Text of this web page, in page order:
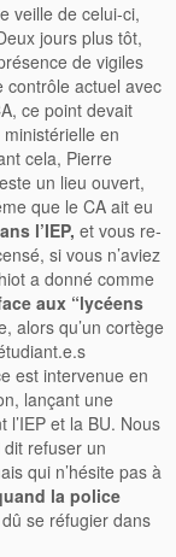
veille de celui-ci,
jours plus tôt,
de vigiles
contrôle actuel avec
ce point devait
ministérielle en
cela, Pierre
un lieu ouvert,
que le CA ait eu
l’IEP, et vous re-
si vous n’aviez
a donné comme
aux “lycéens
alors qu’un cortège
est intervenue en
lançant une
et la BU. Nous
refuser un
qui n’hésite pas à
la police
se réfugier dans